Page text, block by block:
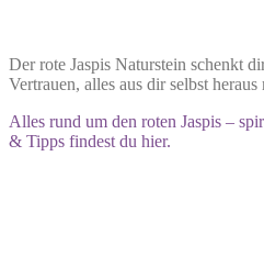
Der rote Jaspis Naturstein schenkt
Vertrauen, alles aus dir selbst
Alles rund um den roten Jaspis –
& Tipps findest du hier.